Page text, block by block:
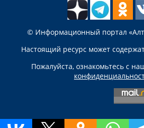
© Информационный портал
Настоящий ресурс может
Пожалуйста, ознакомьтесь с